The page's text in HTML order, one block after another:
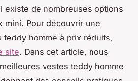
existe de nombreuses options
mini. Pour découvrir une
teddy homme à prix réduits,
site. Dans cet article, nous
vestes teddy homme